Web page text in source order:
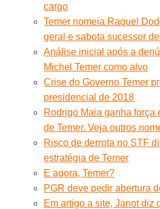
cargo
Temer nomeia Raquel
geral e sabota sucessor
Análise inicial após a
Michel Temer como alvo
Crise do Governo Temer
presidencial de 2018
Rodrigo Maia ganha força
de Temer. Veja outros
Risco de derrota no STF
estratégia de Temer
E agora, Temer?
PGR deve pedir abertura
Em artigo a site, Janot diz